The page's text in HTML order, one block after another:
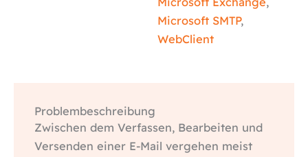
Microsoft SMTP,
WebClient
Problembeschreibung
Zwischen dem Verfassen, Bearbeiten und
Versenden einer E-Mail vergehen meist